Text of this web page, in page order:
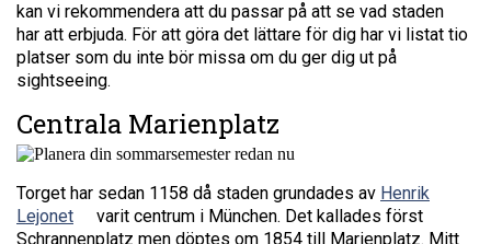
kan vi rekommendera att du passar på att se vad staden
har att erbjuda. För att göra det lättare för dig har vi listat tio
platser som du inte bör missa om du ger dig ut på
sightseeing.
Centrala Marienplatz
Torget har sedan 1158 då staden grundades av Henrik
Lejonet
varit centrum i München. Det kallades först
Schrannenplatz men döptes om 1854 till Marienplatz. Mitt